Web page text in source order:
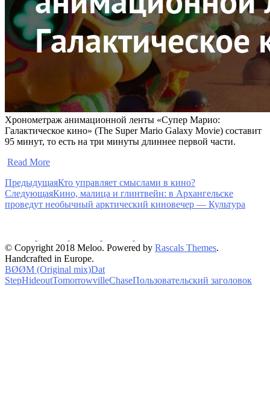
Хронометраж анимационной ленты «Супер Марио:
Галактическое кино» (The Super Mario Galaxy Movie) составит
95 минут, то есть на три минуты длиннее первой части.
Read More
ПредыдущаяКто управляет смыслами в кино?
СледующаяКино, малица и глинтвейн: в Архангельске
проведут необычный арктический киновечер — Культура
© Copyright 2018 Meloo. Powered by Rascals Themes.
Handcrafted in Europe.
BØØM (Original mix)Dat
StepHideoutTomorrowvilleChaseПользовательский заголовок